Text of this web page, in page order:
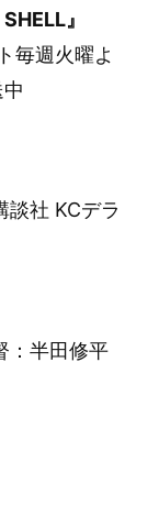
』
毎週火曜よ
談社 KCデラ
：半田修平